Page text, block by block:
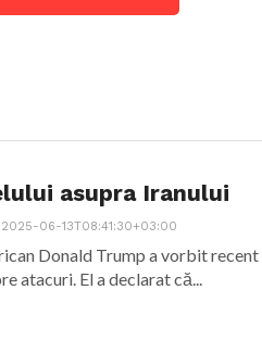
asupra Iranului
2025-06-13T08:41:30+03:00
Donald Trump a vorbit recent
atacuri. El a declarat că...